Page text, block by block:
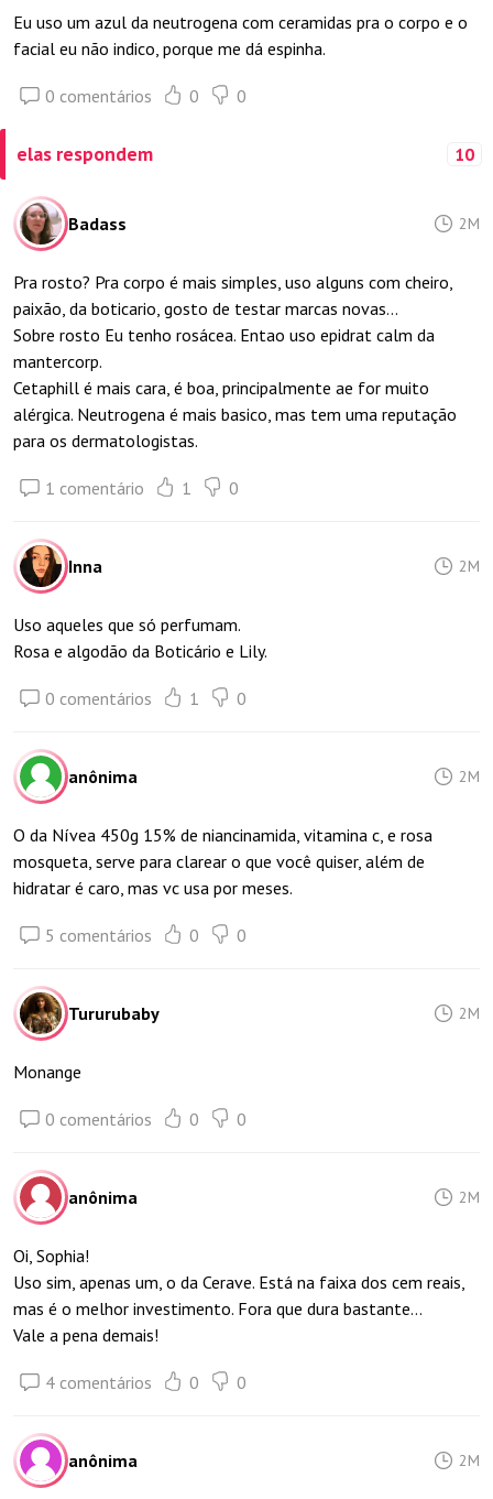
Eu uso um azul da neutrogena com ceramidas pra o corpo e o
facial eu não indico, porque me dá espinha.
0 comentários 0 0
elas respondem 10
Badass 2M
Pra rosto? Pra corpo é mais simples, uso alguns com cheiro,
paixão, da boticario, gosto de testar marcas novas...
Sobre rosto Eu tenho rosácea. Entao uso epidrat calm da
mantercorp.
Cetaphill é mais cara, é boa, principalmente ae for muito
alérgica. Neutrogena é mais basico, mas tem uma reputação
para os dermatologistas.
1 comentário 1 0
Inna 2M
Uso aqueles que só perfumam.
Rosa e algodão da Boticário e Lily.
0 comentários 1 0
anônima 2M
O da Nívea 450g 15% de niancinamida, vitamina c, e rosa
mosqueta, serve para clarear o que você quiser, além de
hidratar é caro, mas vc usa por meses.
5 comentários 0 0
Tururubaby 2M
Monange
0 comentários 0 0
anônima 2M
Oi, Sophia!
Uso sim, apenas um, o da Cerave. Está na faixa dos cem reais,
mas é o melhor investimento. Fora que dura bastante…
Vale a pena demais!
4 comentários 0 0
anônima 2M